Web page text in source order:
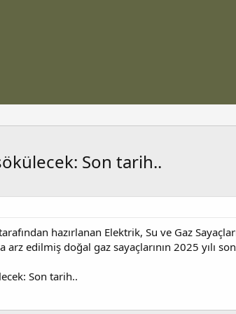
Son tarih..
hazırlanan Elektrik, Su ve Gaz
edilmiş doğal gaz sayaçlarının 2025 yılı
Son tarih..